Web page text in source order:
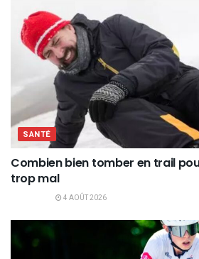
SANTÉ
Combien bien tomber en trail
trop mal
4 AOÛT 2026